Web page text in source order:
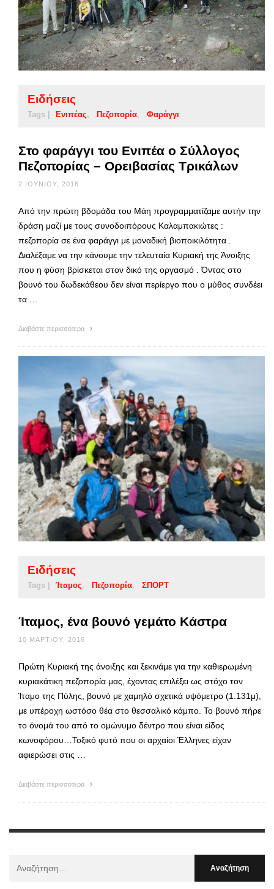
Ειδήσεις
Tags | Ενιπέας Πεζοπορία Φαράγγι
Στο φαράγγι του Ενιπέα ο Σύλλογος
Πεζοπορίας – Ορειβασίας Τρικάλων
2 ΙΟΥΝΊΟΥ, 2016
Από την πρώτη βδομάδα του Μάη προγραμματίζαμε αυτήν την
δράση μαζί με τους συνοδοιπόρους Καλαμπακιώτες :
πεζοπορία σε ένα φαράγγι με μοναδική βιοποικιλότητα .
Διαλέξαμε να την κάνουμε την τελευταία Κυριακή της Άνοιξης
που η φύση βρίσκεται στον δικό της οργασμό . Όντας στο
βουνό του δωδεκάθεου δεν είναι περίεργο που ο μύθος συνδέει
τα …
Διαβάστε περισσότερα
Ειδήσεις
Tags | Ίταμος Πεζοπορία ΣΠΟΡΤ
Ίταμος, ένα βουνό γεμάτο Κάστρα
10 ΜΑΡΤΊΟΥ, 2016
Πρώτη Κυριακή της άνοιξης και ξεκινάμε για την καθιερωμένη
κυριακάτικη πεζοπορία μας, έχοντας επιλέξει ως στόχο τον
Ίταμο της Πύλης, βουνό με χαμηλό σχετικά υψόμετρο (1.131μ),
με υπέροχη ωστόσο θέα στο θεσσαλικό κάμπο. Το βουνό πήρε
το όνομά του από το ομώνυμο δέντρο που είναι είδος
κωνοφόρου…Τοξικό φυτό που οι αρχαίοι Έλληνες είχαν
αφιερώσει στις …
Διαβάστε περισσότερα